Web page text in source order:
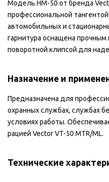
Модель HM-50 от бренда
профессиональной
автомобильных и
гарнитура оснащена
поворотной клипсой для
Назначение и
Предназначена для
охранных службах, службах
условиях работы.
рацией Vector VT-50 MTR/ML.
Технические